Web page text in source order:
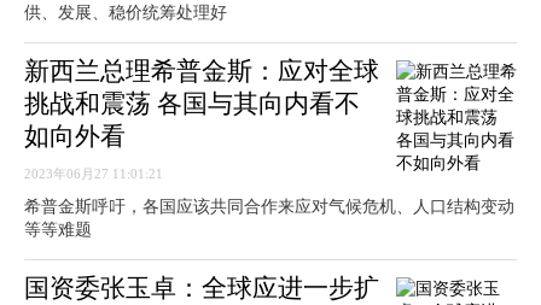
供、发展、稳价统筹处理好
新西兰总理希普金斯：应对全球
挑战和震荡 各国与其向内看不
如向外看
2023年06月27 11:01:21
希普金斯呼吁，各国应该共同合作来应对气候危机、人口结构变动
等等难题
国资委张玉卓：全球应进一步扩